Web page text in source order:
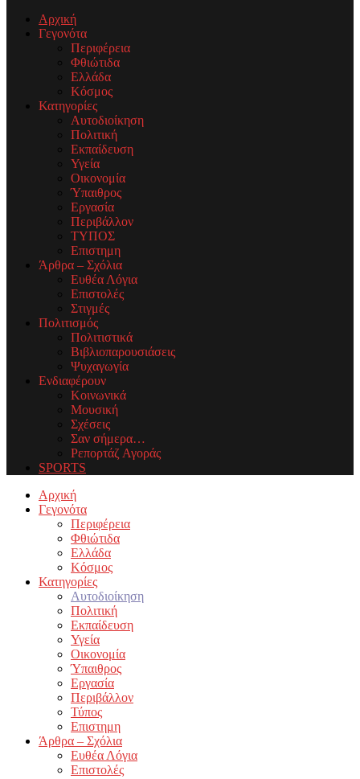
Αρχική
Γεγονότα
Περιφέρεια
Φθιώτιδα
Ελλάδα
Κόσμος
Κατηγορίες
Αυτοδιοίκηση
Πολιτική
Εκπαίδευση
Υγεία
Οικονομία
Ύπαιθρος
Εργασία
Περιβάλλον
ΤΥΠΟΣ
Επιστημη
Άρθρα – Σχόλια
Ευθέα Λόγια
Επιστολές
Στιγμές
Πολιτισμός
Πολιτιστικά
Βιβλιοπαρουσιάσεις
Ψυχαγωγία
Ενδιαφέρουν
Κοινωνικά
Μουσική
Σχέσεις
Σαν σήμερα…
Ρεπορτάζ Αγοράς
SPORTS
Facebook
Twitter
Instagram
Youtube
Email
Αρχική
Γεγονότα
Περιφέρεια
Φθιώτιδα
Ελλάδα
Κόσμος
Κατηγορίες
Αυτοδιοίκηση
Πολιτική
Εκπαίδευση
Υγεία
Οικονομία
Ύπαιθρος
Εργασία
Περιβάλλον
Τύπος
Επιστημη
Άρθρα – Σχόλια
Ευθέα Λόγια
Επιστολές